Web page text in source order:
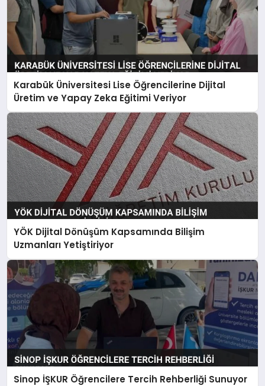
Karabük Üniversitesi Lise Öğrencilerine Dijital
Üretim ve Yapay Zeka Eğitimi Veriyor
YÖK Dijital Dönüşüm Kapsamında Bilişim
Uzmanları Yetiştiriyor
Sinop İŞKUR Öğrencilere Tercih Rehberliği Sunuyor